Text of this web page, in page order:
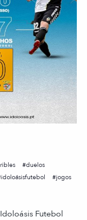
duelos
idoloásisfutebol
jogos
Futebol